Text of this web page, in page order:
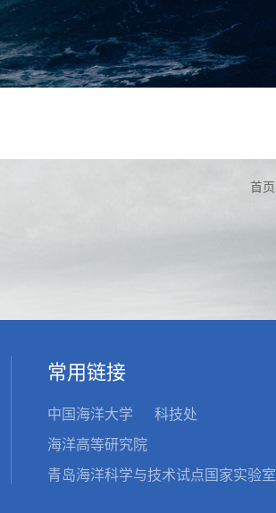
首页
常用链接
中国海洋大学
科技处
海洋高等研究院
青岛海洋科学与技术试点国家实验室